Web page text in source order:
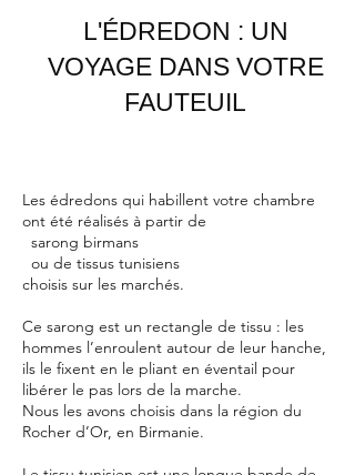
L'ÉDREDON : UN
VOYAGE DANS VOTRE
FAUTEUIL
Les édredons qui habillent votre chambre
ont été réalisés à partir de
sarong birmans
ou de tissus tunisiens
choisis sur les marchés.
Ce sarong est un rectangle de tissu : les
hommes l’enroulent autour de leur hanche,
ils le fixent en le pliant en éventail pour
libérer le pas lors de la marche.
Nous les avons choisis dans la région du
Rocher d’Or, en Birmanie.